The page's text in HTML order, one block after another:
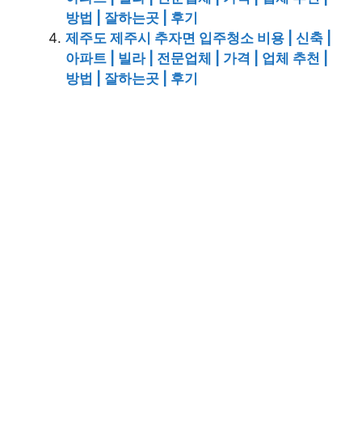
방법 | 잘하는곳 | 후기
제주도 제주시 추자면 입주청소 비용 | 신축 |
아파트 | 빌라 | 전문업체 | 가격 | 업체 추천 |
방법 | 잘하는곳 | 후기